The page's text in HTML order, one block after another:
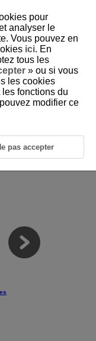
l'appareil photo et les
pour
analyser le
Vous pouvez en
ici. En
tous les
» ou si vous
les cookies
fonctions du
modifier ce
pas accepter